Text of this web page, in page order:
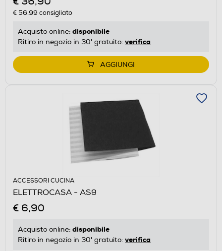
€ 56,99 consigliato
Acquisto online: disponibile
Ritiro in negozio in 30' gratuito: verifica
AGGIUNGI
ACCESSORI CUCINA
ELETTROCASA - AS9
€ 6,90
Acquisto online: disponibile
Ritiro in negozio in 30' gratuito: verifica